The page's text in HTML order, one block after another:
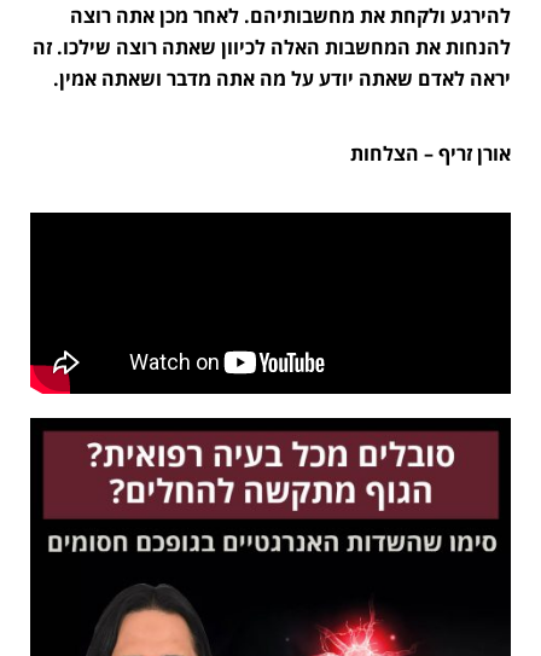
להירגע ולקחת את מחשבותיהם. לאחר מכן אתה רוצה
להנחות את המחשבות האלה לכיוון שאתה רוצה שילכו. זה
יראה לאדם שאתה יודע על מה אתה מדבר ושאתה אמין.
אורן זריף – הצלחות